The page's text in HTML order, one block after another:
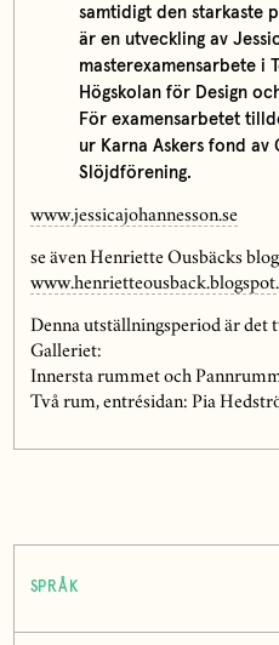
samtidigt den starkaste
är en utveckling av
masterexamensarbete i
Högskolan för Design
För examensarbetet
ur Karna Askers fond av
Slöjdförening.
www.jessicajohannesson.se
se även Henriette Ousbäcks
Denna utställningsperiod är det
Galleriet:
Innersta rummet och
Två rum, entrésidan: Pia
SPRÅK